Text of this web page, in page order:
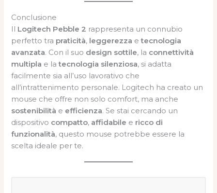
Conclusione
Il Logitech Pebble 2 rappresenta un connubio
perfetto tra praticità, leggerezza etecnologia
avanzata. Con il suo design sottile, la connettività
multipla e latecnologia silenziosa, si adatta
facilmente sia all’uso lavorativo che
all’intrattenimento personale. Logitech ha creato un
mouse che offre non solo comfort, ma anche
sostenibilità e efficienza. Se stai cercando un
dispositivo compatto, affidabile e ricco di
funzionalità, questo mouse potrebbe essere la
scelta ideale per te.